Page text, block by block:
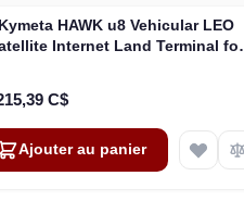
Kymeta HAWK u8 Vehicular LEO
Internet Land Terminal for
C$
Ajouter au panier